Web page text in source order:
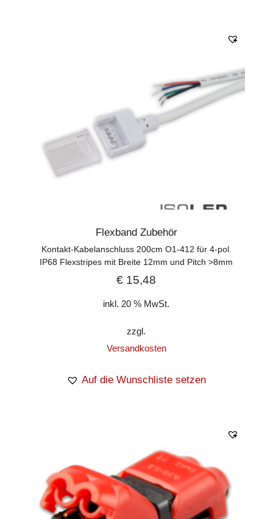
Flexband Zubehör
Kontakt-Kabelanschluss 200cm O1-412 für 4-pol.
IP68 Flexstripes mit Breite 12mm und Pitch >8mm
€ 15,48
inkl. 20 % MwSt.
zzgl.
Versandkosten
Auf die Wunschliste setzen